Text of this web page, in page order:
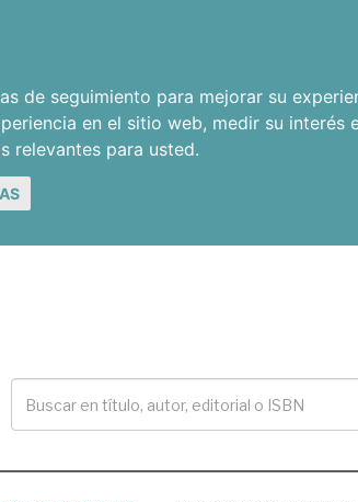
de seguimiento para mejorar su
en el sitio web, medir su interés
relevantes para usted.